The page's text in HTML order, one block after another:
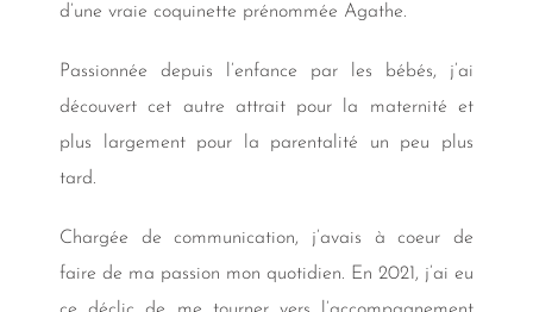
d’une vraie coquinette prénommée Agathe.
Passionnée depuis l’enfance par les bébés, j’ai
découvert cet autre attrait pour la maternité et
plus largement pour la parentalité un peu plus
tard.
Chargée de communication, j’avais à coeur de
faire de ma passion mon quotidien. En 2021, j’ai eu